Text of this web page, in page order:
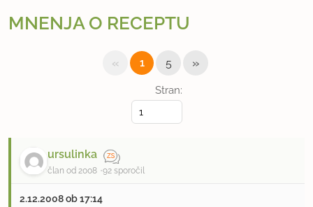
MNENJA O RECEPTU
Stran:
« 1 5 »
ursulinka
član od 2008 92 sporočil
2.12.2008 ob 17:14